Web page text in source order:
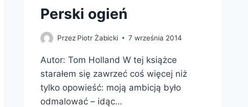
Perski ogień
Przez Piotr Żabicki 7 września 2014
Autor: Tom Holland W tej książce
starałem się zawrzeć coś więcej niż
tylko opowieść: moją ambicją było
odmalować – idąc…